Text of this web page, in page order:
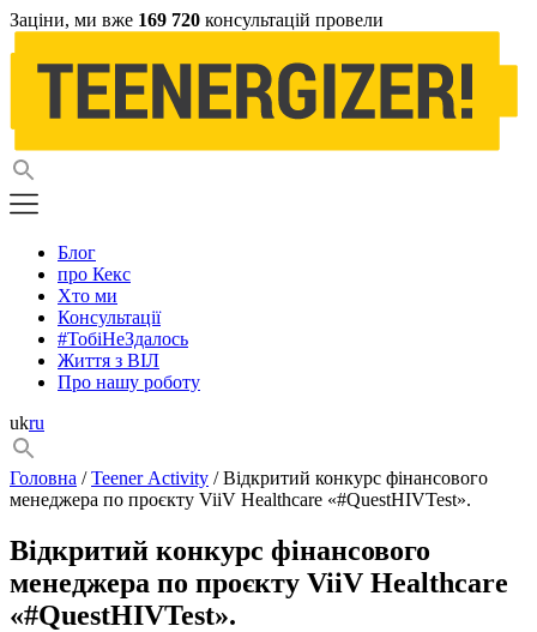
Заціни, ми вже 169 720 консультацій провели
Блог
про Кекс
Хто ми
Консультації
#ТобіНеЗдалось
Життя з ВІЛ
Про нашу роботу
ukru
Головна /Teener Activity / Відкритий конкурс фінансового
менеджера по проєкту ViiV Healthcare «#QuestHIVTest».
Відкритий конкурс фінансового
менеджера по проєкту ViiV Healthcare
«#QuestHIVTest».